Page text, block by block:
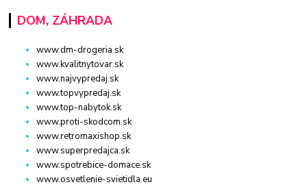
DOM, ZÁHRADA
www.dm-drogeria.sk
www.kvalitnytovar.sk
www.najvypredaj.sk
www.topvypredaj.sk
www.top-nabytok.sk
www.proti-skodcom.sk
www.retromaxishop.sk
www.superpredajca.sk
www.spotrebice-domace.sk
www.osvetlenie-svietidla.eu